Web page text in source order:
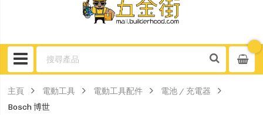
主頁 電動工具 電動工具配件
電池 / 充電器
Bosch 博世